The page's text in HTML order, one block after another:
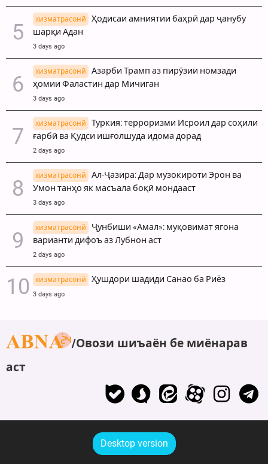
хизматрасонй
Ҳодисаи амниятии баҳрӣ дар ҷанубу
шарқи Адан
3 days ago
хизматрасонй
Азарби Трамп аз пирӯзии номзади
ҳомии Фаластин дар Мичиган
3 days ago
хизматрасонй
Туркия: терроризми Исроил дар соҳили
ғарбӣ ва Қудси ишғолшуда идома дорад
2 days ago
хизматрасонй
Ал-Ҷазира: Дар музокироти Эрон ва
Умон танҳо як масъала боқӣ мондааст
3 days ago
хизматрасонй
Ҷунбиши «Амал»: муқовимат ягона
варианти дифоъ аз Лубнон аст
2 days ago
хизматрасонй Ҳушдори шадиди Санао ба Риёз
3 days ago
Овози шиъаён бе миёнарав
аст
Desktop version